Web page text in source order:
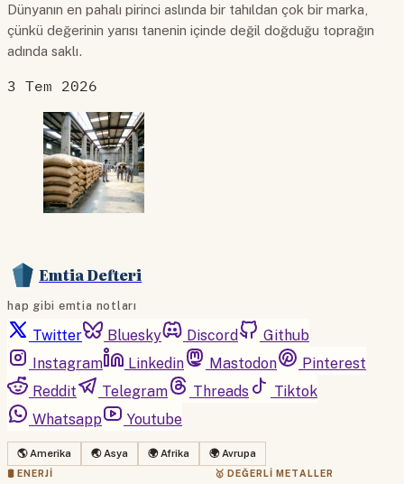
Dünyanın en pahalı pirinci aslında bir tahıldan çok bir marka,
çünkü değerinin yarısı tanenin içinde değil doğduğu toprağın
adında saklı.
3 Tem 2026
Emtia Defteri
hap gibi emtia notları
Twitter Bluesky Discord
Github
Instagram
Linkedin Mastodon
Pinterest
Reddit
Telegram Threads
Tiktok
Whatsapp
Youtube
🌎 Amerika 🌏 Asya 🌍 Afrika 🌍 Avrupa
🛢 ENERJI 🥇 DEĞERLI METALLER